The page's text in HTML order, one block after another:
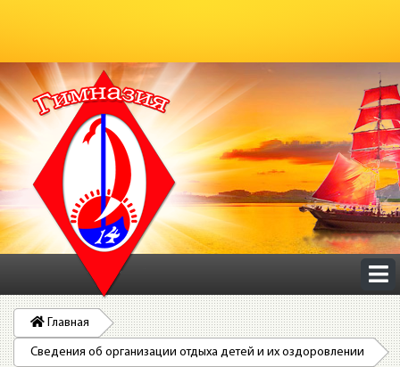
Главная
Сведения об организации отдыха детей и их оздоровлении